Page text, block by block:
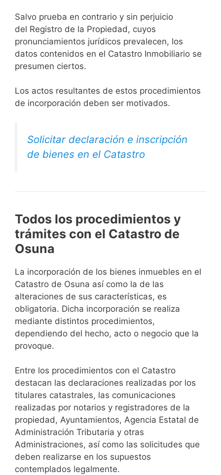
Salvo prueba en contrario y sin perjuicio
del Registro de la Propiedad, cuyos
pronunciamientos jurídicos prevalecen, los
datos contenidos en el Catastro Inmobiliario se
presumen ciertos.
Los actos resultantes de estos procedimientos
de incorporación deben ser motivados.
Solicitar declaración e inscripción
de bienes en el Catastro
Todos los procedimientos y
trámites con el Catastro de
Osuna
La incorporación de los bienes inmuebles en el
Catastro de Osuna así como la de las
alteraciones de sus características, es
obligatoria. Dicha incorporación se realiza
mediante distintos procedimientos,
dependiendo del hecho, acto o negocio que la
provoque.
Entre los procedimientos con el Catastro
destacan las declaraciones realizadas por los
titulares catastrales, las comunicaciones
realizadas por notarios y registradores de la
propiedad, Ayuntamientos, Agencia Estatal de
Administración Tributaria y otras
Administraciones, así como las solicitudes que
deben realizarse en los supuestos
contemplados legalmente.